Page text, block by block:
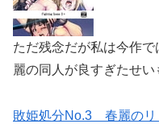
ただ残念だが私は今作
麗の同人が良すぎたせい
敗姫処分No.3 春麗のリ